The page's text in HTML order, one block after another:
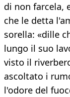
di non farcela,
che le detta
sorella: «dille
lungo il suo
visto il
ascoltato i
l'odore del